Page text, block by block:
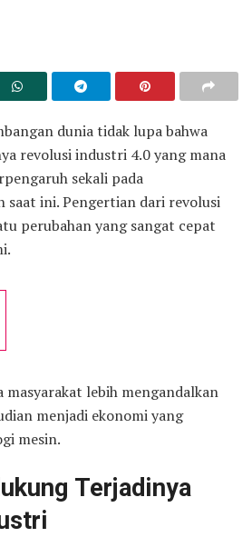
dunia tidak lupa bahwa
revolusi industri 4.0 yang mana
sekali pada
saat ini. Pengertian dari revolusi
perubahan yang sangat cepat
masyarakat lebih mengandalkan
menjadi ekonomi yang
mesin.
Terjadinya